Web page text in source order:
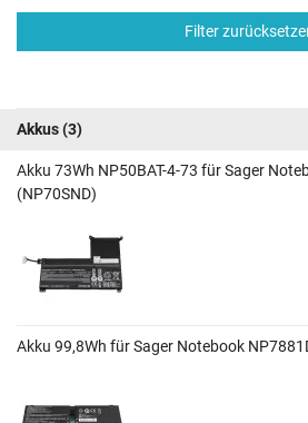
Filter
Akkus(3)
Akku 73Wh NP50BAT-4-73 für Sager
(NP70SND)
Akku 99,8Wh für Sager Notebook